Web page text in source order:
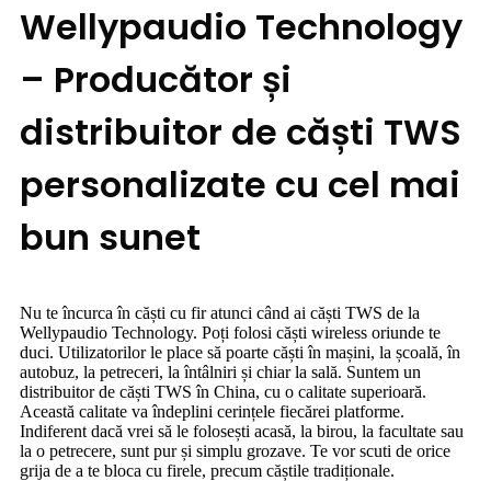
Wellypaudio Technology
– Producător și
distribuitor de căști TWS
personalizate cu cel mai
bun sunet
Nu te încurca în căști cu fir atunci când ai căști TWS de la
Wellypaudio Technology. Poți folosi căști wireless oriunde te
duci. Utilizatorilor le place să poarte căști în mașini, la școală, în
autobuz, la petreceri, la întâlniri și chiar la sală. Suntem un
distribuitor de căști TWS în China, cu o calitate superioară.
Această calitate va îndeplini cerințele fiecărei platforme.
Indiferent dacă vrei să le folosești acasă, la birou, la facultate sau
la o petrecere, sunt pur și simplu grozave. Te vor scuti de orice
grija de a te bloca cu firele, precum căștile tradiționale.